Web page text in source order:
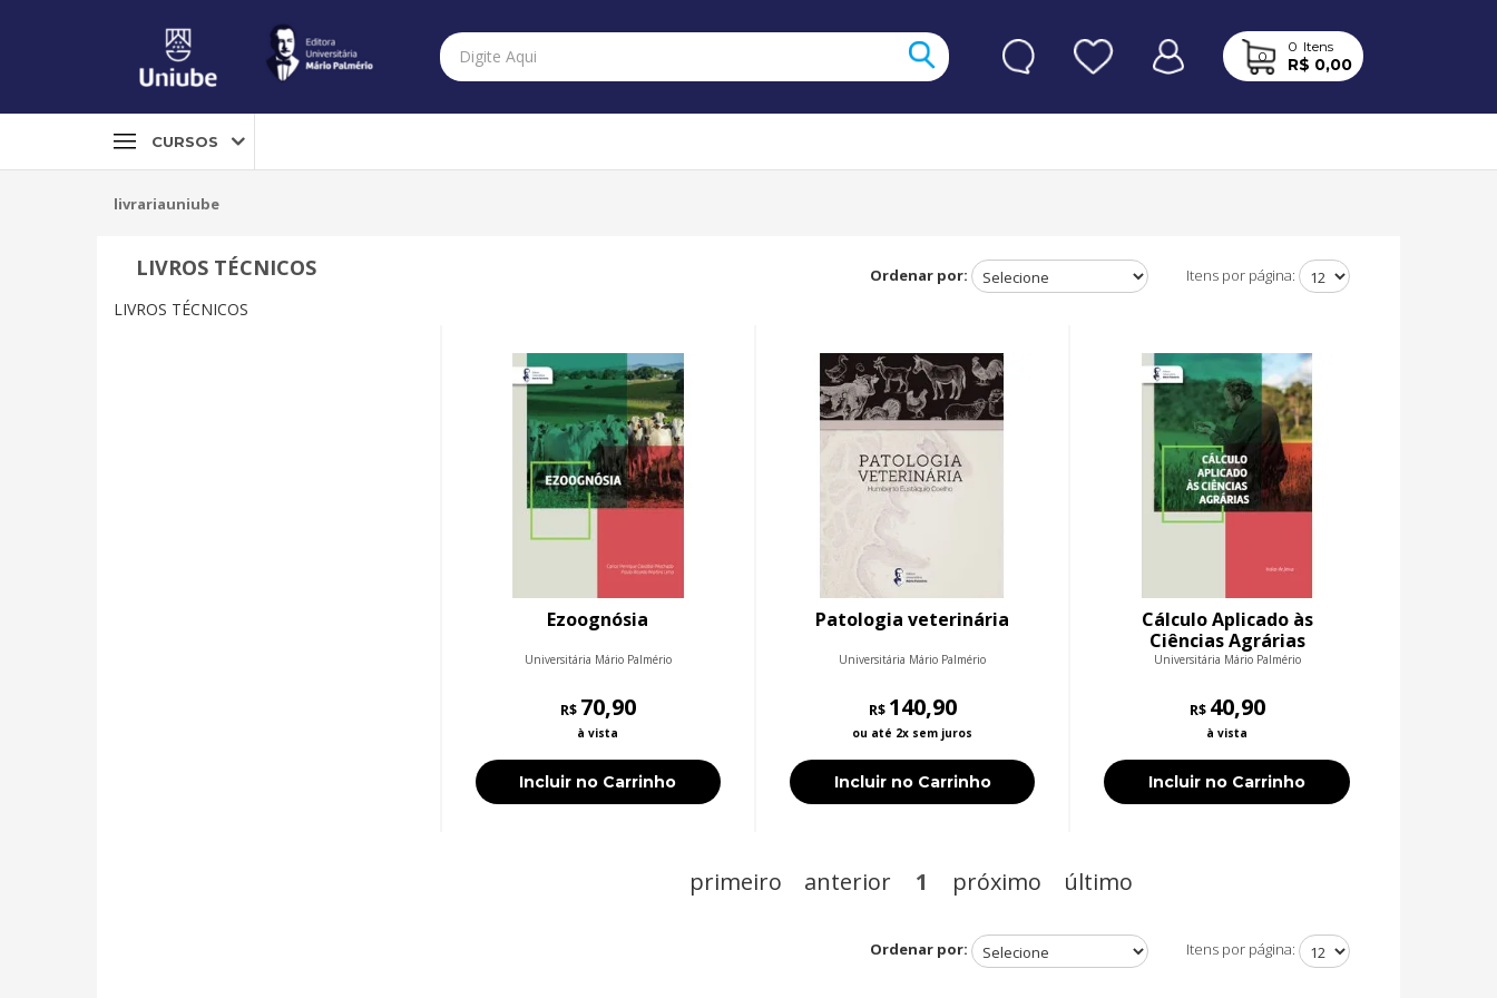
0
0 Itens
R$ 0,00
CURSOS
livrariauniube
LIVROS TÉCNICOS
LIVROS TÉCNICOS
Ordenar por: Itens por página:
Ezoognósia
Universitária Mário Palmério
R$ 70,90
à vista
Incluir no Carrinho
Patologia veterinária
Universitária Mário Palmério
R$ 140,90
ou até 2x sem juros
Incluir no Carrinho
Cálculo Aplicado às
Ciências Agrárias
Universitária Mário Palmério
R$ 40,90
à vista
Incluir no Carrinho
primeiro anterior 1 próximo último
Ordenar por: Itens por página: